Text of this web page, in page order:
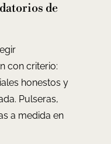
de
con criterio:
honestos y
Pulseras,
a medida en